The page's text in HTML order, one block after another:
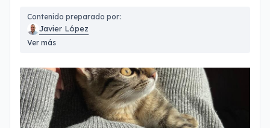
Contenido preparado por:
Javier López
Ver más